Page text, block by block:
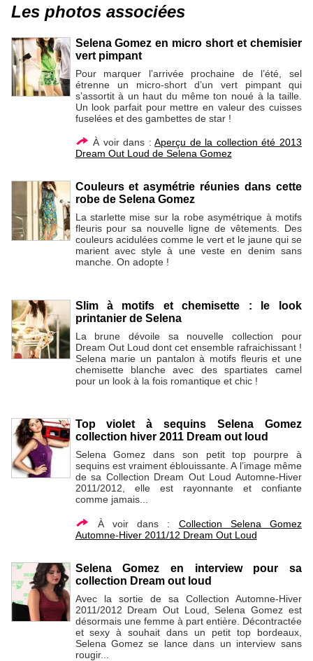
Les photos associées
Selena Gomez en micro short et chemisier
vert pimpant
Pour marquer l’arrivée prochaine de l’été, sel
étrenne un micro-short d’un vert pimpant qui
s’assortit à un haut du même ton noué à la taille.
Un look parfait pour mettre en valeur des cuisses
fuselées et des gambettes de star !
À voir dans :Aperçu de la collection été 2013
Dream Out Loud de Selena Gomez
Couleurs et asymétrie réunies dans cette
robe de Selena Gomez
La starlette mise sur la robe asymétrique à motifs
fleuris pour sa nouvelle ligne de vêtements. Des
couleurs acidulées comme le vert et le jaune qui se
marient avec style à une veste en denim sans
manche. On adopte !
Slim à motifs et chemisette : le look
printanier de Selena
La brune dévoile sa nouvelle collection pour
Dream Out Loud dont cet ensemble rafraichissant !
Selena marie un pantalon à motifs fleuris et une
chemisette blanche avec des spartiates camel
pour un look à la fois romantique et chic !
Top violet à sequins Selena Gomez
collection hiver 2011 Dream out loud
Selena Gomez dans son petit top pourpre à
sequins est vraiment éblouissante. A l’image même
de sa Collection Dream Out Loud Automne-Hiver
2011/2012, elle est rayonnante et confiante
comme jamais...
À voir dans : Collection Selena Gomez
Automne-Hiver 2011/12 Dream Out Loud
Selena Gomez en interview pour sa
collection Dream out loud
Avec la sortie de sa Collection Automne-Hiver
2011/2012 Dream Out Loud, Selena Gomez est
désormais une femme à part entière. Décontractée
et sexy à souhait dans un petit top bordeaux,
Selena Gomez se lance dans un interview sans
rougir...